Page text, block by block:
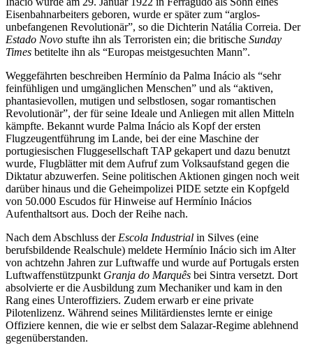
Eisenbahnarbeiters geboren, wurde er später zum “arglos-
unbefangenen Revolutionär”, so die Dichterin Natália Correia. Der
Estado Novo stufte ihn als Terroristen ein; die britische Sunday
Times betitelte ihn als “Europas meistgesuchten Mann”.
Weggefährten beschreiben Hermínio da Palma Inácio als “sehr
feinfühligen und umgänglichen Menschen” und als “aktiven,
phantasievollen, mutigen und selbstlosen, sogar romantischen
Revolutionär”, der für seine Ideale und Anliegen mit allen Mitteln
kämpfte. Bekannt wurde Palma Inácio als Kopf der ersten
Flugzeugentführung im Lande, bei der eine Maschine der
portugiesischen Fluggesellschaft TAP gekapert und dazu benutzt
wurde, Flugblätter mit dem Aufruf zum Volksaufstand gegen die
Diktatur abzuwerfen. Seine politischen Aktionen gingen noch weit
darüber hinaus und die Geheimpolizei PIDE setzte ein Kopfgeld
von 50.000 Escudos für Hinweise auf Hermínio Inácios
Aufenthaltsort aus. Doch der Reihe nach.
Nach dem Abschluss derEscola Industrial in Silves (eine
berufsbildende Realschule) meldete Hermínio Inácio sich im Alter
von achtzehn Jahren zur Luftwaffe und wurde auf Portugals ersten
Luftwaffenstützpunkt Granja do Marquês bei Sintra versetzt. Dort
absolvierte er die Ausbildung zum Mechaniker und kam in den
Rang eines Unteroffiziers. Zudem erwarb er eine private
Pilotenlizenz. Während seines Militärdienstes lernte er einige
Offiziere kennen, die wie er selbst dem Salazar-Regime ablehnend
gegenüberstanden.